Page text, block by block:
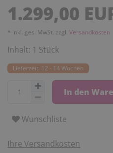
1.299,00
* inkl. ges. MwSt. zzgl. Versandkosten
Inhalt: 1 Stück
Lieferzeit: 12 - 14 Wochen
In den
Wunschliste
Ihre Versandkosten